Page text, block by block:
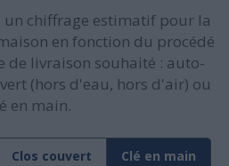
chiffrage estimatif pour la
en fonction du procédé
de livraison souhaité : auto-
(hors d'eau, hors d'air) ou
en main.
Clos couvert Clé en main